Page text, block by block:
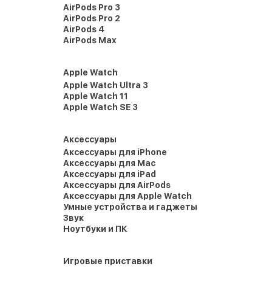
AirPods Pro 3
AirPods Pro 2
AirPods 4
AirPods Max
Apple Watch
Apple Watch Ultra 3
Apple Watch 11
Apple Watch SE 3
Аксессуары
Аксессуары для iPhone
Аксессуары для Mac
Аксессуары для iPad
Аксессуары для AirPods
Аксессуары для Apple Watch
Умные устройства и гаджеты
Звук
Ноутбуки и ПК
Игровые приставки